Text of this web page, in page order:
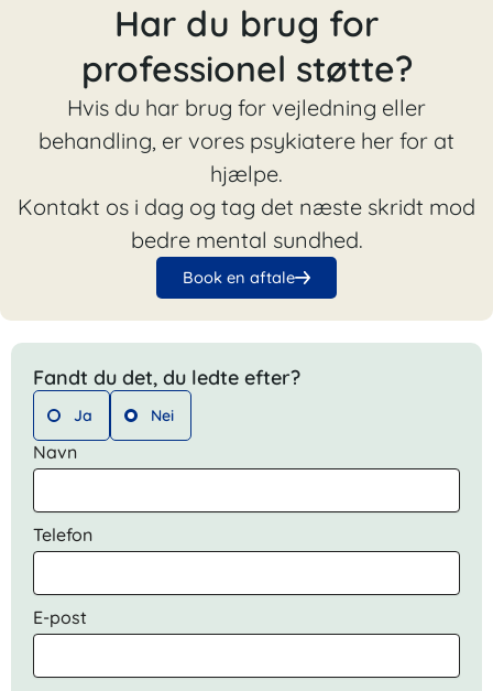
Har du brug for
professionel støtte?
Hvis du har brug for vejledning eller
behandling, er vores psykiatere her for at
hjælpe.
Kontakt os i dag og tag det næste skridt mod
bedre mental sundhed.
Book en aftale
Fandt du det, du ledte efter?
Ja Nei
Navn
Telefon
E-post